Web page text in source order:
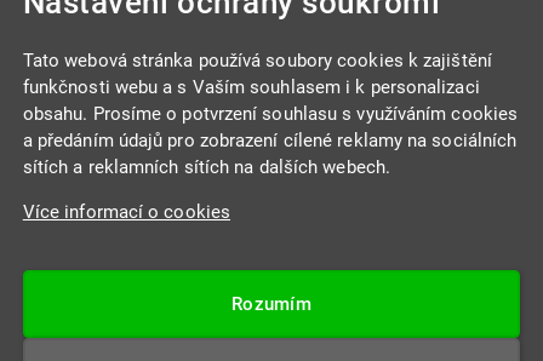
INTEGRA CENTRUM s.r.o.
Jabloňová 662/7
Datová schránka: 4beca6d
Tato webová stránka používá soubory cookies k zajištění
funkčnosti webu a s Vaším souhlasem i k personalizaci
obsahu. Prosíme o potvrzení souhlasu s využíváním cookies
a předáním údajů pro zobrazení cílené reklamy na sociálních
sítích a reklamních sítích na dalších webech.
Více informací o cookies
Rozumím